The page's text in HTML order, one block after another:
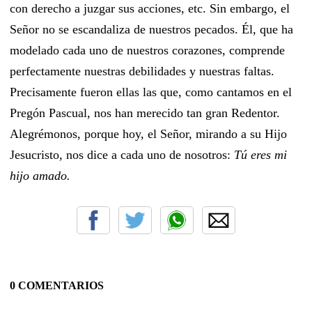
con derecho a juzgar sus acciones, etc. Sin embargo, el
Señor no se escandaliza de nuestros pecados. Él, que ha
modelado cada uno de nuestros corazones, comprende
perfectamente nuestras debilidades y nuestras faltas.
Precisamente fueron ellas las que, como cantamos en el
Pregón Pascual, nos han merecido tan gran Redentor.
Alegrémonos, porque hoy, el Señor, mirando a su Hijo
Jesucristo, nos dice a cada uno de nosotros: Tú eres mi
hijo amado.
0 COMENTARIOS